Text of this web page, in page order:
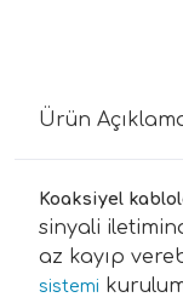
Ürün
Koaksiyel
sinyali
az kayıp
sistemi